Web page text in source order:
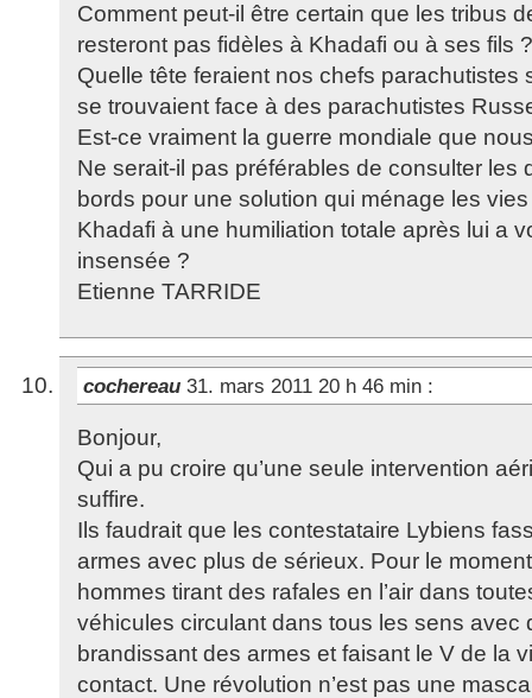
Comment peut-il être certain que les tribus
resteront pas fidèles à Khadafi ou à ses fils ?
Quelle tête feraient nos chefs parachutistes
se trouvaient face à des parachutistes
Est-ce vraiment la guerre mondiale que
Ne serait-il pas préférables de consulter les
bords pour une solution qui ménage les
Khadafi à une humiliation totale après lui a
insensée ?
Etienne TARRIDE
cochereau 31. mars 2011 20 h 46 min :
Bonjour,
Qui a pu croire qu’une seule intervention
suffire.
Ils faudrait que les contestataire Lybiens
armes avec plus de sérieux. Pour le
hommes tirant des rafales en l’air dans
véhicules circulant dans tous les sens avec
brandissant des armes et faisant le V de la
contact. Une révolution n’est pas une